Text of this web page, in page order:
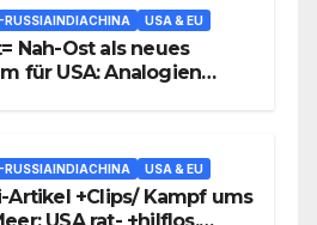
USA & EU
Nah-Ost als neues
für USA: Analogien
USA & EU
Artikel +Clips/ Kampf ums